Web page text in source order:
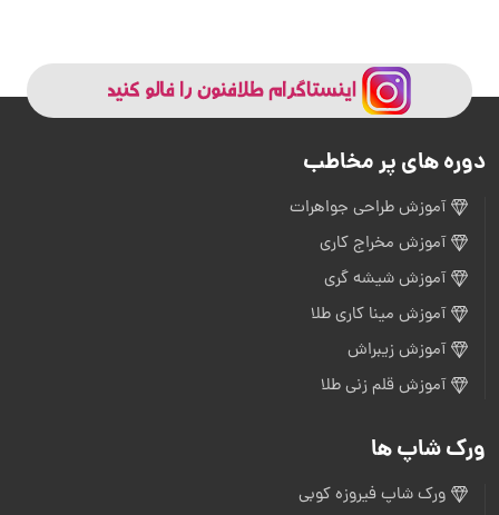
دوره های پر مخاطب
آموزش طراحی جواهرات
آموزش مخراج کاری
آموزش شیشه گری
آموزش مینا کاری طلا
آموزش زیبراش
آموزش قلم زنی طلا
ورک شاپ ها
ورک شاپ فیروزه کوبی